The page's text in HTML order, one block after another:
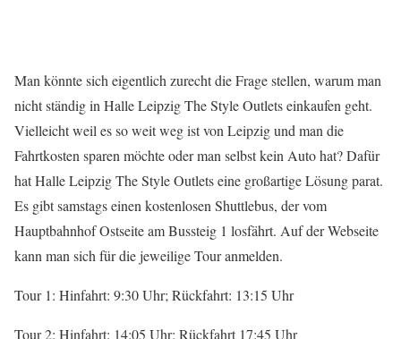
Man könnte sich eigentlich zurecht die Frage stellen, warum man
nicht ständig in Halle Leipzig The Style Outlets einkaufen geht.
Vielleicht weil es so weit weg ist von Leipzig und man die
Fahrtkosten sparen möchte oder man selbst kein Auto hat? Dafür
hat Halle Leipzig The Style Outlets eine großartige Lösung parat.
Es gibt samstags einen kostenlosen Shuttlebus, der vom
Hauptbahnhof Ostseite am Bussteig 1 losfährt. Auf der Webseite
kann man sich für die jeweilige Tour anmelden.
Tour 1: Hinfahrt: 9:30 Uhr; Rückfahrt: 13:15 Uhr
Tour 2: Hinfahrt: 14:05 Uhr; Rückfahrt 17:45 Uhr